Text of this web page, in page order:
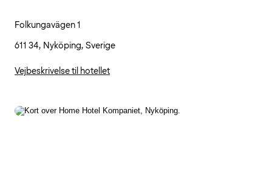
Folkungavägen 1
611 34, Nyköping, Sverige
Vejbeskrivelse til hotellet